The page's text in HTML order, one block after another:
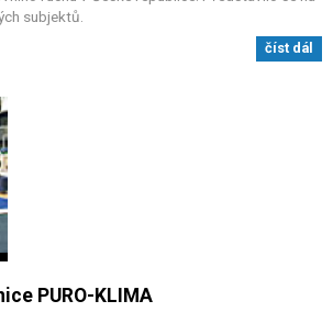
subjektů.
číst dál
PURO-KLIMA